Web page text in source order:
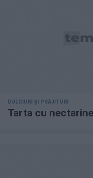
DULCIURI ȘI PRĂJITURI
Tarta cu